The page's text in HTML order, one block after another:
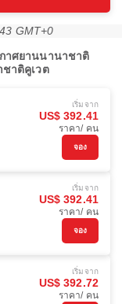
GMT+0
าศยานนานาชาติ
าติคูเวต
เริ่มจาก
US$ 392.41
ราคา/ คน
จอง
เริ่มจาก
US$ 392.41
ราคา/ คน
จอง
เริ่มจาก
US$ 392.72
ราคา/ คน